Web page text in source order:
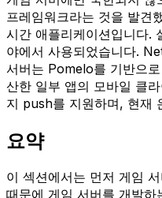
프레임워크라는 것을 발견
시간 애플리케이션입니다.
야에서 사용되었습니다.
서버는 Pomelo를 기반으
산한 일부 앱의 모바일 클
지 push를 지원하며, 현재
요약
이 섹션에서는 먼저 게임
때문에 게임 서버를 개발